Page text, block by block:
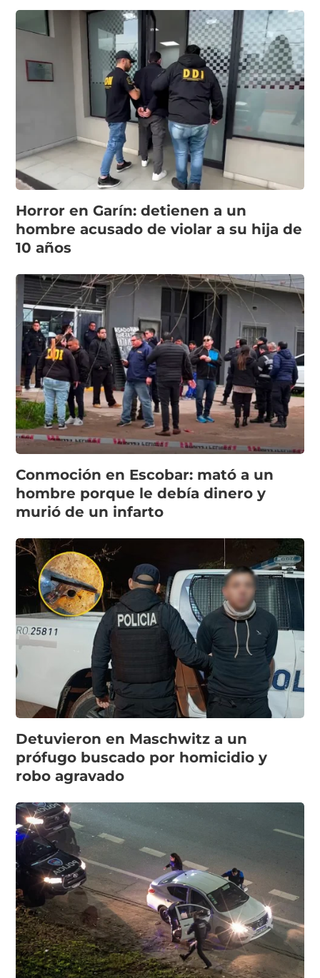
Horror en Garín: detienen a un
hombre acusado de violar a su hija de
10 años
Conmoción en Escobar: mató a un
hombre porque le debía dinero y
murió de un infarto
Detuvieron en Maschwitz a un
prófugo buscado por homicidio y
robo agravado